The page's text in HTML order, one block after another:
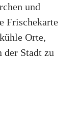
und
Frischekarte
Orte,
der Stadt zu